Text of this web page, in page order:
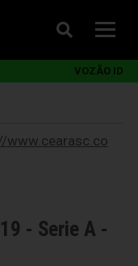
VOZÃO ID
www.cearasc.co
- Serie A -